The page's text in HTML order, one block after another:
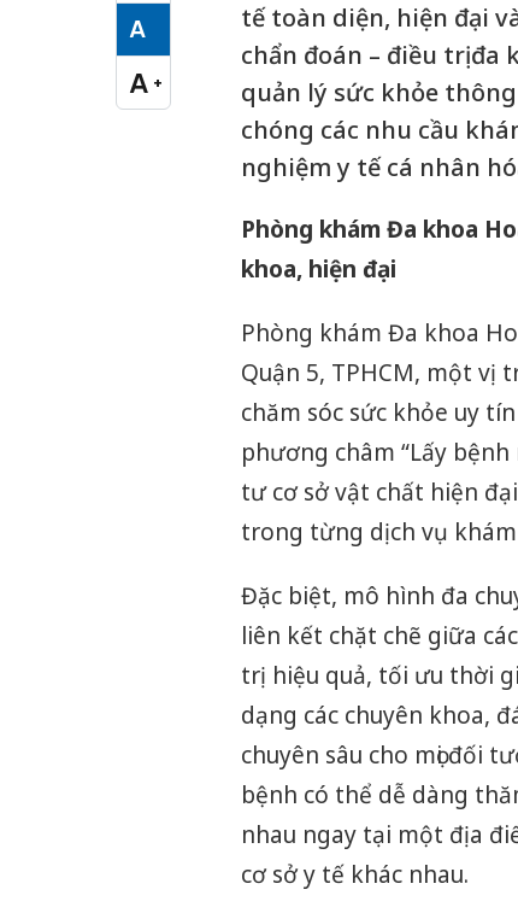
A
Cỡ chữ vừa
A +
Cỡ chữ lớn
tế toàn diện, hiện đại
chẩn đoán – điều trị
quản lý sức khỏe
chóng các nhu cầu
nghiệm y tế cá nhân
Phòng khám Đa khoa
khoa, hiện đại
Phòng khám Đa khoa
Quận 5, TPHCM, một
chăm sóc sức khỏe uy
phương châm “Lấy
tư cơ sở vật chất hiện
trong từng dịch vụ
Đặc biệt, mô hình đa
liên kết chặt chẽ giữa
trị hiệu quả, tối ưu thời
dạng các chuyên khoa,
chuyên sâu cho mọi đối
bệnh có thể dễ dàng
nhau ngay tại một địa
cơ sở y tế khác nhau.